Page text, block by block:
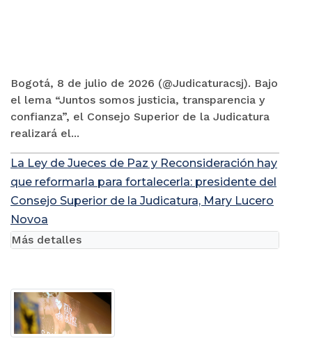
Bogotá, 8 de julio de 2026 (@Judicaturacsj). Bajo
el lema “Juntos somos justicia, transparencia y
confianza”, el Consejo Superior de la Judicatura
realizará el...
La Ley de Jueces de Paz y Reconsideración hay
que reformarla para fortalecerla: presidente del
Consejo Superior de la Judicatura, Mary Lucero
Novoa
Más detalles